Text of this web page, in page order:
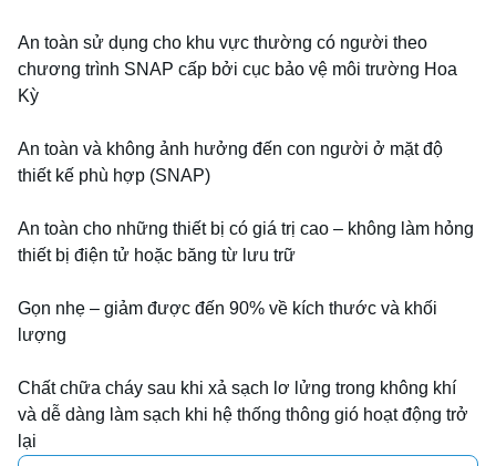
An toàn sử dụng cho khu vực thường có người theo
chương trình SNAP cấp bởi cục bảo vệ môi trường Hoa
Kỳ
An toàn và không ảnh hưởng đến con người ở mặt độ
thiết kế phù hợp (SNAP)
An toàn cho những thiết bị có giá trị cao – không làm hỏng
thiết bị điện tử hoặc băng từ lưu trữ
Gọn nhẹ – giảm được đến 90% về kích thước và khối
lượng
Chất chữa cháy sau khi xả sạch lơ lửng trong không khí
và dễ dàng làm sạch khi hệ thống thông gió hoạt động trở
lại